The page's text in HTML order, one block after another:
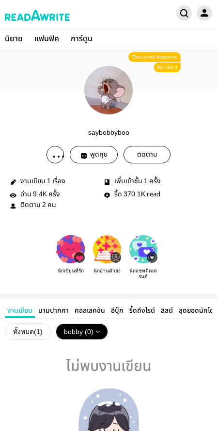
นิยาย แฟนฟิค การ์ตูน
saybobbyboo
พูดคุย ติดตาม
งานเขียน 1 เรื่อง เพิ่มเข้าชั้น 1 ครั้ง
อ่าน 9.4K ครั้ง รี้ด 370.1K read
ติดตาม 2 คน
นักเขียนที่รัก นักอ่านตัวยง
นักแชทติดเท
รนด์
งานเขียน นามปากกา คอลเลคชัน อีบุ๊ก รี้ดถึงไรต์ ลิสต์ สุดยอดนักโด
ทั้งหมด(1) bobby (0)
ไม่พบงานเขียน